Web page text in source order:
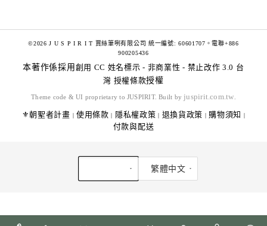
©2026 J U S P I R I T 賈絲筆咧有限公司 統一編號: 60601707。電聯+886
900205436
本著作係採用 創用 CC 姓名標示 - 非商業性 - 禁止改作 3.0 台
灣 授權條款授權
Theme code & UI proprietary to JUSPIRIT. Built by juspirit.com.tw
⚜️朝聖者計畫 | 使用條款 | 隱私權政策 | 退換貨政策 | 購物須知 |
付款與配送